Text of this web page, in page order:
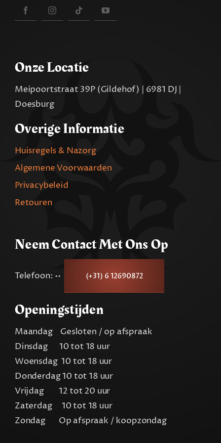
Onze Locatie
Meipoortstraat 39P (Gildehof) | 6981 DJ |
Doesburg
Overige Informatie
Huisregels & Nazorg
Algemene Voorwaarden
Privacybeleid
Retouren
Neem Contact Met Ons Op
Telefoon: •• (+31) 6 12690872
Openingstijden
Maandag Gesloten / op afspraak
Dinsdag 10 tot 18 uur
Woensdag 10 tot 18 uur
Donderdag 10 tot 18 uur
Vrijdag 12 tot 20 uur
Zaterdag 10 tot 18 uur
Zondag Op afspraak / koopzondag